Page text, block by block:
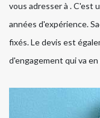
vous adresser à . C'est
années d'expérience.
fixés. Le devis est
d'engagement qui va